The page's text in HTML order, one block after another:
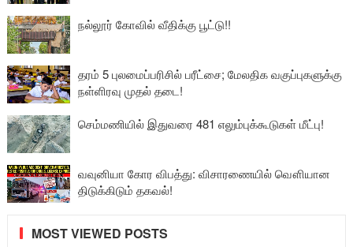
நல்லூர் கோவில் வீதிக்கு பூட்டு!!
தரம் 5 புலமைப்பரிசில் பரீட்சை; மேலதிக வகுப்புகளுக்கு
நள்ளிரவு முதல் தடை!
செம்மணியில் இதுவரை 481 எலும்புக்கூடுகள் மீட்பு!
வவுனியா கோர விபத்து: விசாரணையில் வௌியான
திடுக்கிடும் தகவல்!
MOST VIEWED POSTS